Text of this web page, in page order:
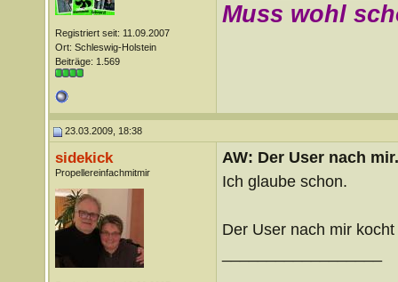
Registriert seit: 11.09.2007
Ort: Schleswig-Holstein
Beiträge: 1.569
Muss wohl
23.03.2009, 18:38
sidekick
Propellereinfachmitmir
AW: Der User nach
Ich glaube schon.
Der User nach mir